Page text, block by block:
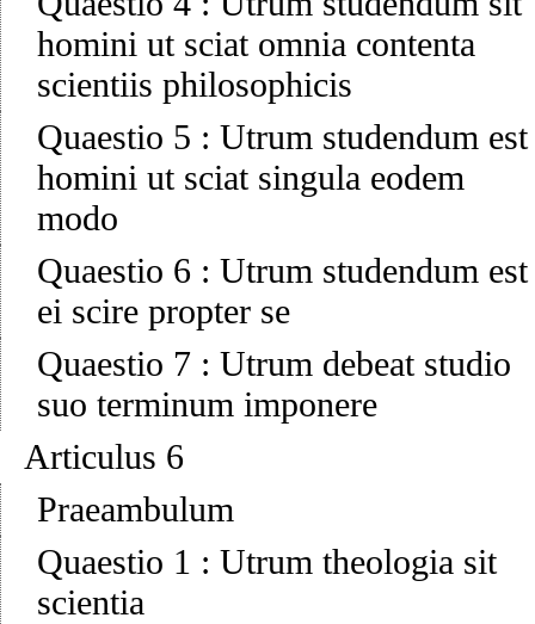
homini ut sciat omnia contenta
scientiis philosophicis
Quaestio 5 : Utrum studendum est
homini ut sciat singula eodem
modo
Quaestio 6 : Utrum studendum est
ei scire propter se
Quaestio 7 : Utrum debeat studio
suo terminum imponere
Articulus 6
Praeambulum
Quaestio 1 : Utrum theologia sit
scientia